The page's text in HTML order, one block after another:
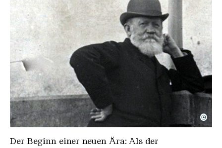
Julius Buch (ca.19XX)
Copyright: Weltkulturerbe Völklinger Hütte |
©
Der Beginn einer neuen Ära: Als der